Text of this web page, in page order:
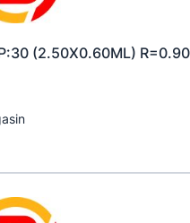
(2.50X0.60ML) R=0.90